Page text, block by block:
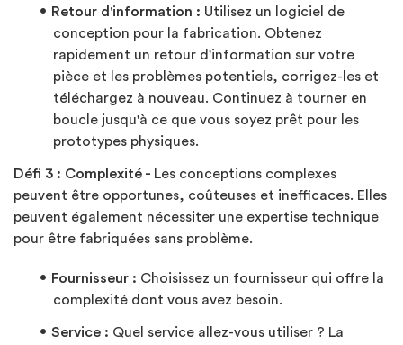
Retour d'information : Utilisez un logiciel de
conception pour la fabrication. Obtenez
rapidement un retour d'information sur votre
pièce et les problèmes potentiels, corrigez-les et
téléchargez à nouveau. Continuez à tourner en
boucle jusqu'à ce que vous soyez prêt pour les
prototypes physiques.
Défi 3 : Complexité - Les conceptions complexes
peuvent être opportunes, coûteuses et inefficaces. Elles
peuvent également nécessiter une expertise technique
pour être fabriquées sans problème.
Fournisseur : Choisissez un fournisseur qui offre la
complexité dont vous avez besoin.
Service : Quel service allez-vous utiliser ? La